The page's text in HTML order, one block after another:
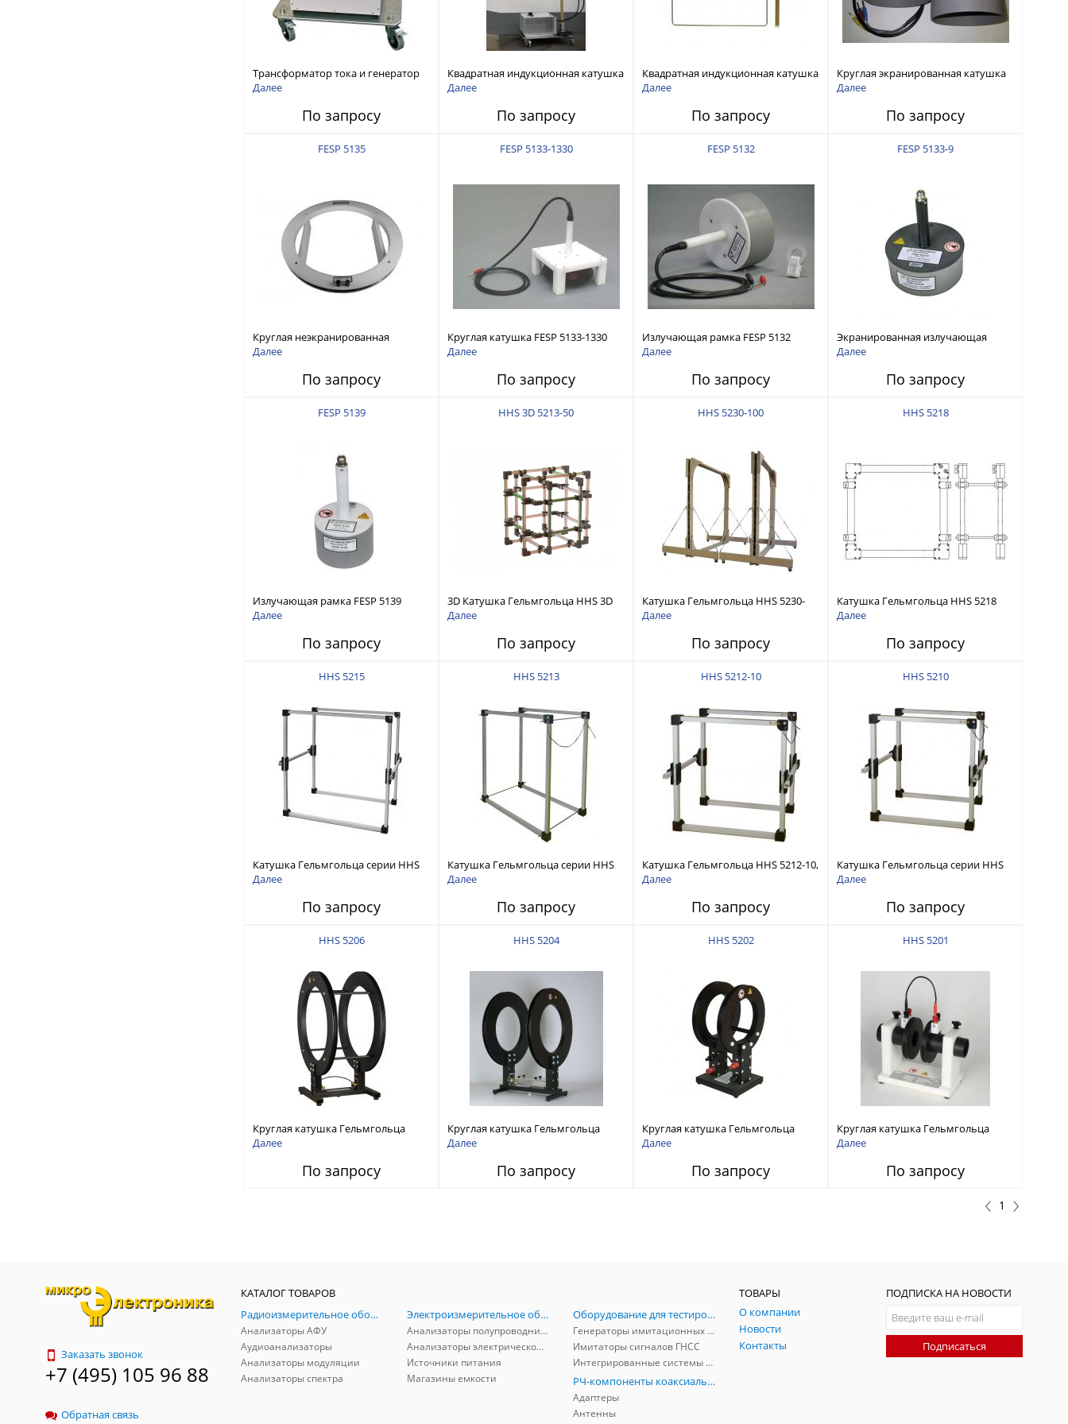
Трансформатор тока и генератор
импульсов MFPO 9760
Далее
По запросу
Квадратная индукционная катушка
FESP 5410-1
Далее
По запросу
Квадратная индукционная катушка
FESP 5210-1
Далее
По запросу
Круглая экранированная катушка
FESP 5133
Далее
По запросу
FESP 5135
Круглая неэкранированная
катушка FESP 5135
Далее
По запросу
FESP 5133-1330
Круглая катушка FESP 5133-1330
Далее
По запросу
FESP 5132
Излучающая рамка FESP 5132
Далее
По запросу
FESP 5133-9
Экранированная излучающая
рамка FESP 5133-9
Далее
По запросу
FESP 5139
Излучающая рамка FESP 5139
Далее
По запросу
HHS 3D 5213-50
3D Катушка Гельмгольца HHS 3D
5213-50
Далее
По запросу
HHS 5230-100
Катушка Гельмгольца HHS 5230-
100
Далее
По запросу
HHS 5218
Катушка Гельмгольца HHS 5218
Далее
По запросу
HHS 5215
Катушка Гельмгольца серии HHS
5215
Далее
По запросу
HHS 5213
Катушка Гельмгольца серии HHS
5213
Далее
По запросу
HHS 5212-10
Катушка Гельмгольца HHS 5212-10,
10 витков
Далее
По запросу
HHS 5210
Катушка Гельмгольца серии HHS
5210
Далее
По запросу
HHS 5206
Круглая катушка Гельмгольца
серии HHS 5206
Далее
По запросу
HHS 5204
Круглая катушка Гельмгольца
серии HHS 5204
Далее
По запросу
HHS 5202
Круглая катушка Гельмгольца
серии HHS 5202
Далее
По запросу
HHS 5201
Круглая катушка Гельмгольца
серии HHS 5201
Далее
По запросу
1
Заказать звонок
+7 (495) 105 96 88
Обратная связь
КАТАЛОГ ТОВАРОВ
Радиоизмерительное оборудование
Анализаторы АФУ
Аудиоанализаторы
Анализаторы модуляции
Анализаторы спектра
Электроизмерительное оборудование
Анализаторы полупроводников
Анализаторы электрической мощности
Источники питания
Магазины емкости
Оборудование для тестирования и симуляции ГНСС
Генераторы имитационных и заградительных помех
Имитаторы сигналов ГНСС
Интегрированные системы защиты от ГНСС-помех
РЧ-компоненты коаксиальные
Адаптеры
Антенны
ТОВАРЫ
О компании
Новости
Контакты
ПОДПИСКА НА НОВОСТИ
Подписаться